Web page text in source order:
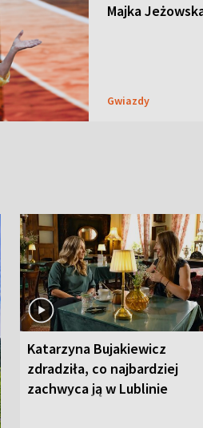
Majka
Gwiazdy
Katarzyna Bujakiewicz
zdradziła, co najbardziej
zachwyca ją w Lublinie